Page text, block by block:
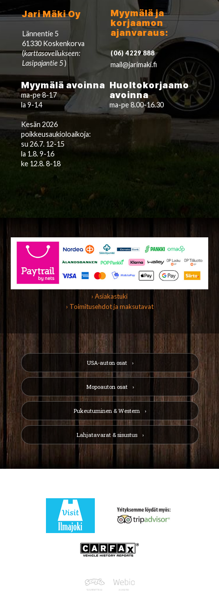
Jari Mäki Oy
Lännentie 5
61330 Koskenkorva
(karttasovellukseen:
Lasipajantie 5)
Myymälä ja
korjaamon
ajanvaraus:
(06) 4229 888
mail@jarimaki.fi
Myymälä avoinna
ma-pe 8-17
la 9-14
Kesän 2026
poikkeusaukioloaikoja:
su 26.7. 12-15
la 1.8. 9-16
ke 12.8. 8-18
Huoltokorjaamo
avoinna
ma-pe 8.00-16.30
› Asiakastuki
› Toimitusehdot ja maksutavat
USA-auton osat
Mopoauton osat
Pukeutuminen & Western
Lahjatavarat & sisustus